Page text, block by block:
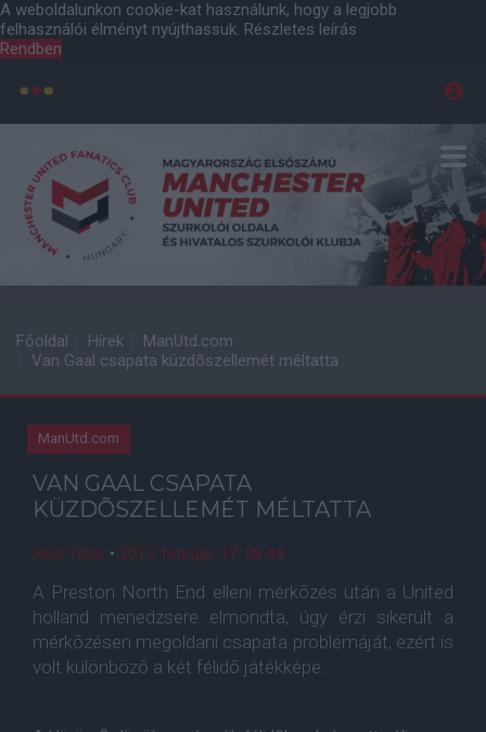
A weboldalunkon cookie-kat használunk, hogy a legjobb
felhasználói élményt nyújthassuk. Részletes leírás
Rendben
Főoldal Hírek
ManUtd.com
Van Gaal csapata küzdõszellemét méltatta
ManUtd.com
VAN GAAL CSAPATA
KÜZDÕSZELLEMÉT MÉLTATTA
Házi Tibor • 2015. február. 17. 08:44
A Preston North End elleni mérkõzés után a United
holland menedzsere elmondta, úgy érzi sikerült a
mérkõzésen megoldani csapata problémáját, ezért is
volt különbözõ a két félidõ játékképe.